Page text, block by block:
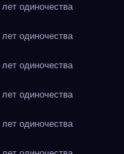
одиночества
одиночества
одиночества
одиночества
одиночества